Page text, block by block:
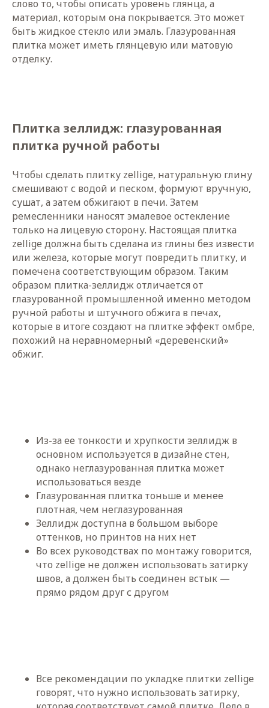
слово то, чтобы описать уровень глянца, а
материал, которым она покрывается. Это может
быть жидкое стекло или эмаль. Глазурованная
плитка может иметь глянцевую или матовую
отделку.
Плитка зеллидж: глазурованная
плитка ручной работы
Чтобы сделать плитку zellige, натуральную глину
смешивают с водой и песком, формуют вручную,
сушат, а затем обжигают в печи. Затем
ремесленники наносят эмалевое остекление
только на лицевую сторону. Настоящая плитка
zellige должна быть сделана из глины без извести
или железа, которые могут повредить плитку, и
помечена соответствующим образом. Таким
образом плитка-зеллидж отличается от
глазурованной промышленной именно методом
ручной работы и штучного обжига в печах,
которые в итоге создают на плитке эффект омбре,
похожий на неравномерный «деревенский»
обжиг.
Из-за ее тонкости и хрупкости зеллидж в
основном используется в дизайне стен,
однако неглазурованная плитка может
использоваться везде
Глазурованная плитка тоньше и менее
плотная, чем неглазурованная
Зеллидж доступна в большом выборе
оттенков, но принтов на них нет
Во всех руководствах по монтажу говорится,
что zellige не должен использовать затирку
швов, а должен быть соединен встык —
прямо рядом друг с другом
Все рекомендации по укладке плитки zellige
говорят, что нужно использовать затирку,